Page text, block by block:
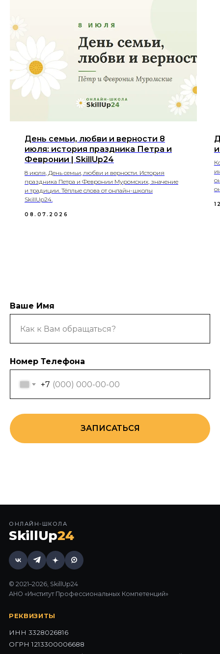
День семьи, любви и верности 8
июля: история праздника Петра и
Февронии | SkillUp24
8 июля, День семьи, любви и верности. История
праздника Петра и Февронии Муромских, значение
и традиции. Тёплые слова от онлайн-школы
SkillUp24.
08.07.2026
Ваше Имя
Номер Телефона
+7
ЗАПИСАТЬСЯ
ОНЛАЙН-ШКОЛА
SkillUp24
© 2021–2026, SkillUp24
АНО «Институт Профессиональных Компетенций»
РЕКВИЗИТЫ
ИНН 3328026816
ОГРН 1213300006688